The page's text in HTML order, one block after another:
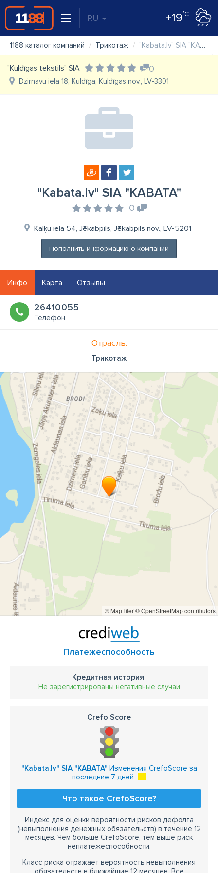
RU +19°C
1188 каталог компаний Трикотаж "Kabata.lv" SIA "KABATA"
"Kuldīgas tekstils" SIA 0
Dzirnavu iela 18, Kuldīga, Kuldīgas nov., LV-3301
"Kabata.lv" SIA "KABATA"
0
Kaļķu iela 54, Jēkabpils, Jēkabpils nov., LV-5201
Пополнить информацию о компании
Инфо Карта Отзывы
26410055
Телефон
Отрасль:
Трикотаж
© MapTiler© OpenStreetMap contributors
Платежеспособность
Кредитная история:
Не зарегистрированы негативные случаи
Crefo Score
"Kabata.lv" SIA "KABATA" Изменения CrefoScore за
последние 7 дней
Что такое CrefoScore?
Индекс для оценки вероятности рисков дефолта
(невыполнения денежных обязательств) в течение 12
месяцев. Чем больше CrefoScore, тем выше риск
неплатежеспособности.
Класс риска отражает вероятность невыполнения
обязательств в ближайшие 12 месяцев. Все